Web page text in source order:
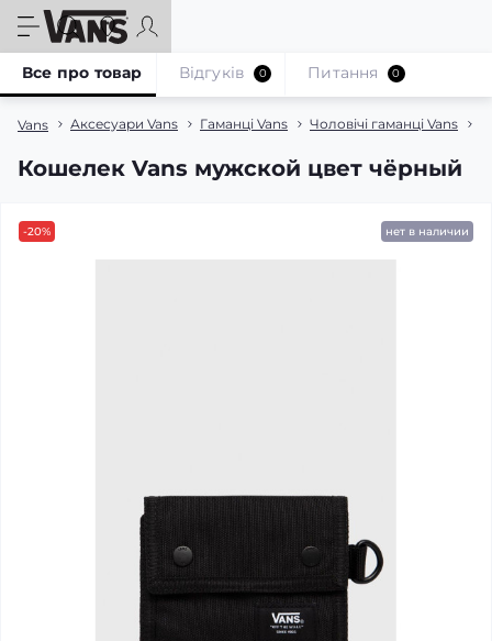
Vans Аксесуари Vans Гаманці Vans Чоловічі гаманці Vans
Кошелек Vans мужской цвет чёрный
Все про товар Відгуків 0 Питання 0
-20% нет в наличии